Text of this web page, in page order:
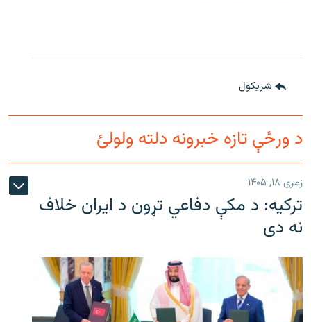
شريکول
د ورځې تازه خبرونه دلته ولولئ
زمری ۱۸, ۱۴۰۵
ترکیه: د مکې دفاعي تړون د ایران خلاف
نه دی